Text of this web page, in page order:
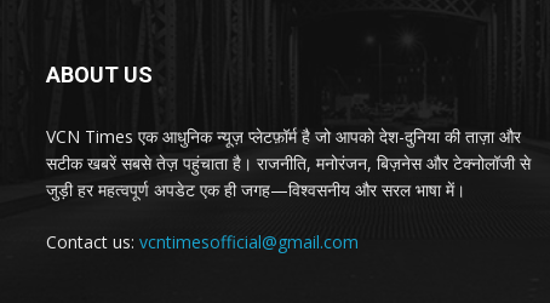
ABOUT US
VCN Times एक आधुनिक न्यूज़ प्लेटफ़ॉर्म है जो आपको देश-दुनिया की ताज़ा और
सटीक खबरें सबसे तेज़ पहुंचाता है। राजनीति, मनोरंजन, बिज़नेस और टेक्नोलॉजी से
जुड़ी हर महत्वपूर्ण अपडेट एक ही जगह—विश्वसनीय और सरल भाषा में।
Contact us: vcntimesofficial@gmail.com